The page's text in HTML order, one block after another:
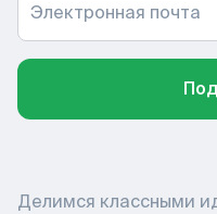
Электронная почта
Делимся классными